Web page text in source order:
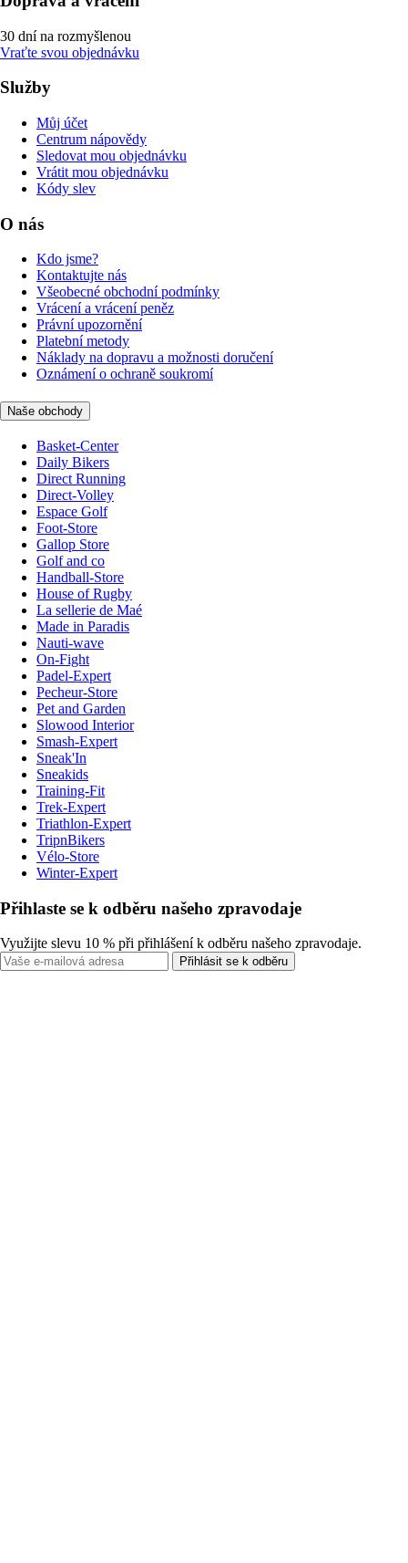
30 dní na rozmyšlenou
Vraťte svou objednávku
Služby
Můj účet
Centrum nápovědy
Sledovat mou objednávku
Vrátit mou objednávku
Kódy slev
O nás
Kdo jsme?
Kontaktujte nás
Všeobecné obchodní podmínky
Vrácení a vrácení peněz
Právní upozornění
Platební metody
Náklady na dopravu a možnosti doručení
Oznámení o ochraně soukromí
Naše obchody
Basket-Center
Daily Bikers
Direct Running
Direct-Volley
Espace Golf
Foot-Store
Gallop Store
Golf and co
Handball-Store
House of Rugby
La sellerie de Maé
Made in Paradis
Nauti-wave
On-Fight
Padel-Expert
Pecheur-Store
Pet and Garden
Slowood Interior
Smash-Expert
Sneak'In
Sneakids
Training-Fit
Trek-Expert
Triathlon-Expert
TripnBikers
Vélo-Store
Winter-Expert
Přihlaste se k odběru našeho zpravodaje
Využijte slevu 10 % při přihlášení k odběru našeho zpravodaje.
Přihlásit se k odběru